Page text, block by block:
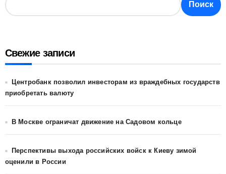
Поиск
Свежие записи
Центробанк позволил инвесторам из враждебных государств
приобретать валюту
В Москве ограничат движение на Садовом кольце
Перспективы выхода российских войск к Киеву зимой
оценили в России